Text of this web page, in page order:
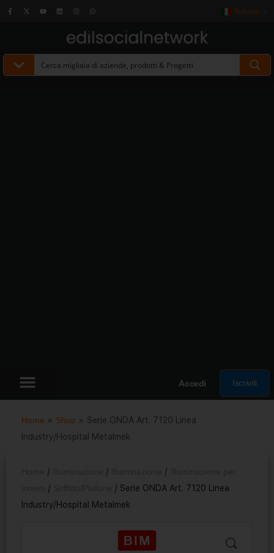
Italiano
Accedi Iscriviti
Home » Shop » Serie ONDA Art. 7120 Linea
Industry/Hospital Metalmek
/ / /
/
/ Serie ONDA Art. 7120 Linea
Industry/Hospital Metalmek